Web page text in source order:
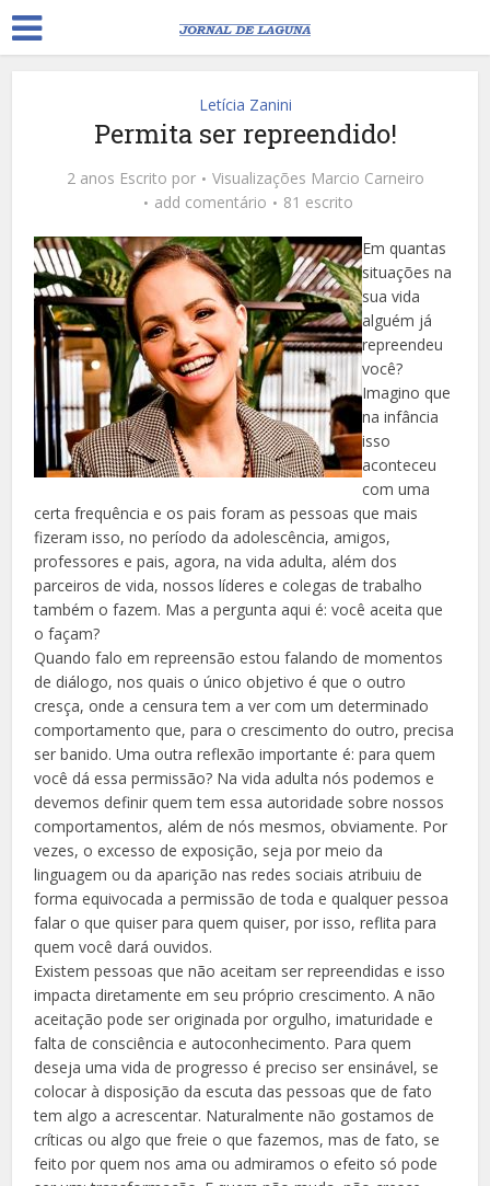
Letícia Zanini
Permita ser repreendido!
2 anos Escrito por Visualizações Marcio Carneiro
add comentário
81 escrito
Em quantas
situações na
sua vida
alguém já
repreendeu
você?
Imagino que
na infância
isso
aconteceu
com uma
certa frequência e os pais foram as pessoas que mais
fizeram isso, no período da adolescência, amigos,
professores e pais, agora, na vida adulta, além dos
parceiros de vida, nossos líderes e colegas de trabalho
também o fazem. Mas a pergunta aqui é: você aceita que
o façam?
Quando falo em repreensão estou falando de momentos
de diálogo, nos quais o único objetivo é que o outro
cresça, onde a censura tem a ver com um determinado
comportamento que, para o crescimento do outro, precisa
ser banido. Uma outra reflexão importante é: para quem
você dá essa permissão? Na vida adulta nós podemos e
devemos definir quem tem essa autoridade sobre nossos
comportamentos, além de nós mesmos, obviamente. Por
vezes, o excesso de exposição, seja por meio da
linguagem ou da aparição nas redes sociais atribuiu de
forma equivocada a permissão de toda e qualquer pessoa
falar o que quiser para quem quiser, por isso, reflita para
quem você dará ouvidos.
Existem pessoas que não aceitam ser repreendidas e isso
impacta diretamente em seu próprio crescimento. A não
aceitação pode ser originada por orgulho, imaturidade e
falta de consciência e autoconhecimento. Para quem
deseja uma vida de progresso é preciso ser ensinável, se
colocar à disposição da escuta das pessoas que de fato
tem algo a acrescentar. Naturalmente não gostamos de
críticas ou algo que freie o que fazemos, mas de fato, se
feito por quem nos ama ou admiramos o efeito só pode